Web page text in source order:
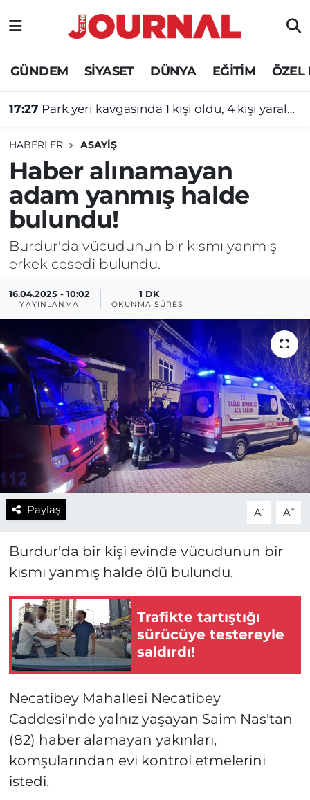
GÜNDEM SİYASET DÜNYA EĞİTİM ÖZEL
17:27 Park yeri kavgasında 1 kişi öldü, 4 kişi yaralandı!
HABERLER ASAYİŞ
Haber alınamayan
adam yanmış halde
bulundu!
Burdur'da vücudunun bir kısmı yanmış
erkek cesedi bulundu.
16.04.2025 - 10:02
YAYINLANMA
1 DK
OKUNMA SÜRESI
Paylaş A- A+
Burdur'da bir kişi evinde vücudunun bir
kısmı yanmış halde ölü bulundu.
Trafikte tartıştığı
sürücüye testereyle
saldırdı!
Necatibey Mahallesi Necatibey
Caddesi'nde yalnız yaşayan Saim Nas'tan
(82) haber alamayan yakınları,
komşularından evi kontrol etmelerini
istedi.
GÜNDEM
SİYASET
DÜNYA
EĞİTİM
ÖZEL HABER
Nöbetçi Eczaneler
Hava Durumu
Süper Lig Puan Durumu ve Fikstür
Tüm Manşetler
Son Dakika Haberleri
Haber Arşivi